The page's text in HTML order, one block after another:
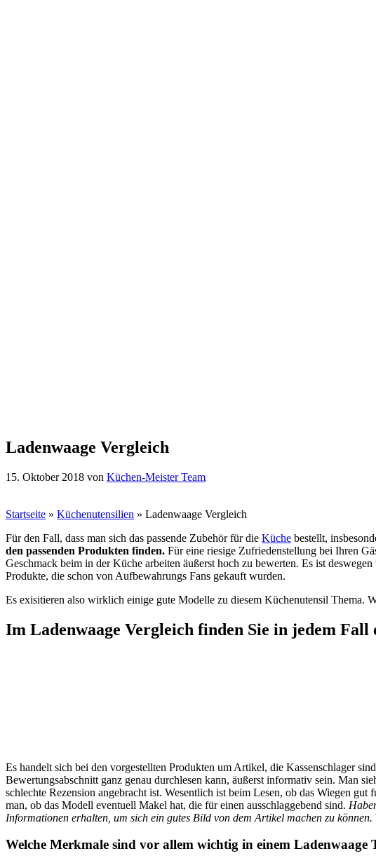
Ladenwaage Vergleich
15. Oktober 2018 von Küchen-Meister Team
Startseite » Küchenutensilien » Ladenwaage Vergleich
Für den Fall, dass man sich das passende Zubehör für die Küche bestellt,
den passenden Produkten finden. Für eine riesige Zufriedenstellung bei Ihren
Geschmack beim in der Küche arbeiten äußerst hoch zu bewerten. Es ist
Produkte, die schon von Aufbewahrungs Fans gekauft wurden.
Es exisitieren also wirklich einige gute Modelle zu diesem Küchenutensil Thema.
Im Ladenwaage Vergleich finden Sie in jedem
Es handelt sich bei den vorgestellten Produkten um Artikel, die Kassenschlager
Bewertungsabschnitt ganz genau durchlesen kann, äußerst informativ sein. Man
schlechte Rezension angebracht ist. Wesentlich ist beim Lesen, ob das Wiegen
man, ob das Modell eventuell Makel hat, die für einen ausschlaggebend sind.
Informationen erhalten, um sich ein gutes Bild von dem Artikel machen zu können.
Welche Merkmale sind vor allem wichtig in einem Ladenwaage